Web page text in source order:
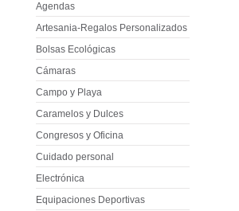
Agendas
Artesania-Regalos Personalizados
Bolsas Ecológicas
Cámaras
Campo y Playa
Caramelos y Dulces
Congresos y Oficina
Cuidado personal
Electrónica
Equipaciones Deportivas